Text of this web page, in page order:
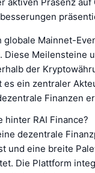
globale Mainnet-
Diese Meilensteine
der
ein zentraler
Finanzen
hinter RAI Finance?
dezentrale
und eine breite
Die Plattform